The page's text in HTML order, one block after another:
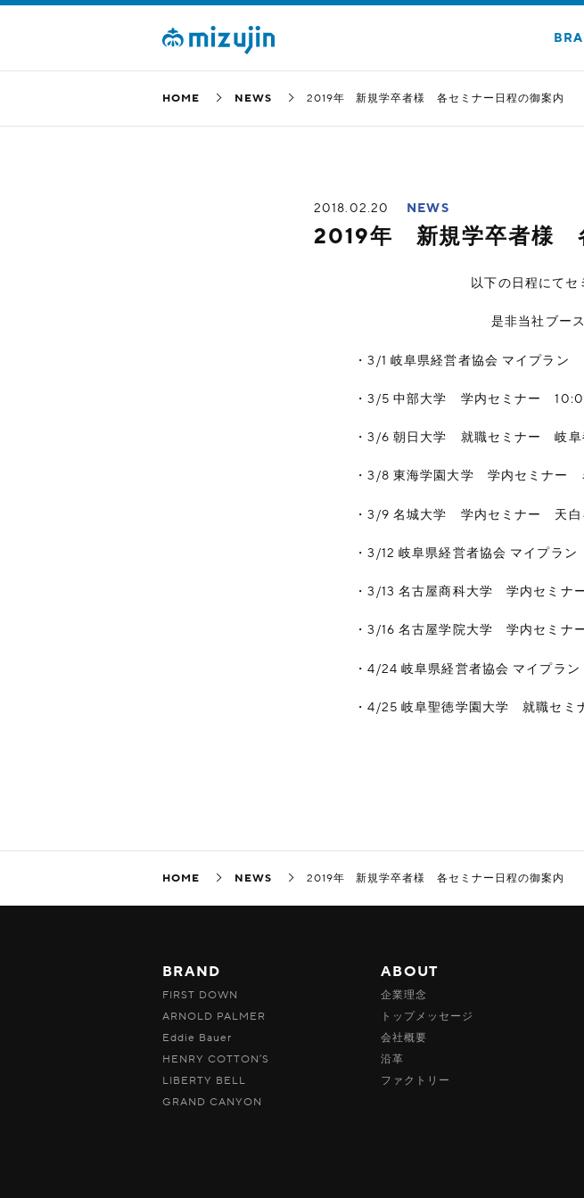
HOME NEWS 2019年 新規学卒者様 各セミナー日程の御案内
2018.02.20 NEWS
2019年 新規学卒者様
以下の日程にてセ
是非当社ブー
・3/1 岐阜県経営者協会 マイプラン
・3/5 中部大学 学内セミナー
・3/6 朝日大学 就職セミナー 岐阜
・3/8 東海学園大学 学内セミナー
・3/9 名城大学 学内セミナー 天白
・3/12 岐阜県経営者協会 マイプラ
・3/13 名古屋商科大学 学内セミナ
・3/16 名古屋学院大学 学内セミナ
・4/24 岐阜県経営者協会 マイプラ
・4/25 岐阜聖徳学園大学 就職セミ
HOME NEWS 2019年 新規学卒者様 各セミナー日程の御案内
BRAND
FIRST DOWN
ARNOLD PALMER
Eddie Bauer
HENRY COTTON’S
LIBERTY BELL
GRAND CANYON
ABOUT
企業理念
トップメッセージ
会社概要
沿革
ファクトリー